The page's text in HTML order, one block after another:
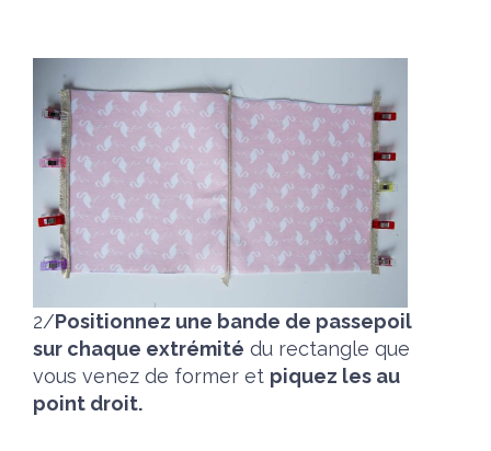
2/Positionnez une bande de passepoil
sur chaque extrémité du rectangle que
vous venez de former et piquez les au
point droit.